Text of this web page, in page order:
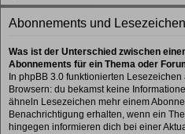
Abonnements und Lesezeichen
Was ist der Unterschied zwischen
Abonnements für ein Thema oder
In phpBB 3.0 funktionierten
Browsern: du bekamst keine
ähneln Lesezeichen mehr einem
Benachrichtigung erhalten, wenn ein
hingegen informieren dich bei einer